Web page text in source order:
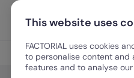
Skip to content
Blog
This website uses
FACTORIAL uses cookies
to personalise content and
features and to analyse